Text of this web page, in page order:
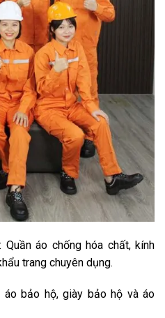
: Quần áo chống hóa chất, kính
trang chuyên dụng.
áo bảo hộ, giày bảo hộ và áo